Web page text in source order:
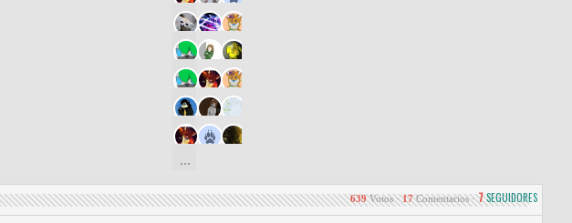
639Votos · 17Comentarios · 7SEGUIDORES